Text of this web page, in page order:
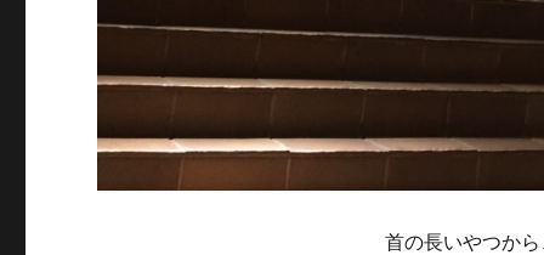
首の長いやつか